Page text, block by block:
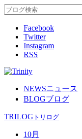
Facebook
Twitter
Instagram
RSS
NEWSニュース
BLOGブログ
TRILOG トリログ
10月